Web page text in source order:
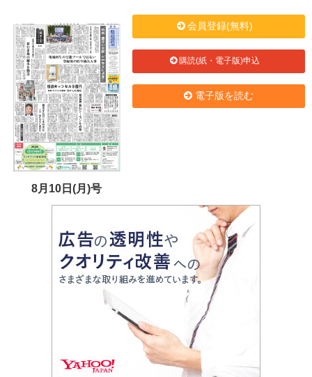
8月10日(月)号
会員登録(無料)
購読(紙・電子版)申込
電子版を読む